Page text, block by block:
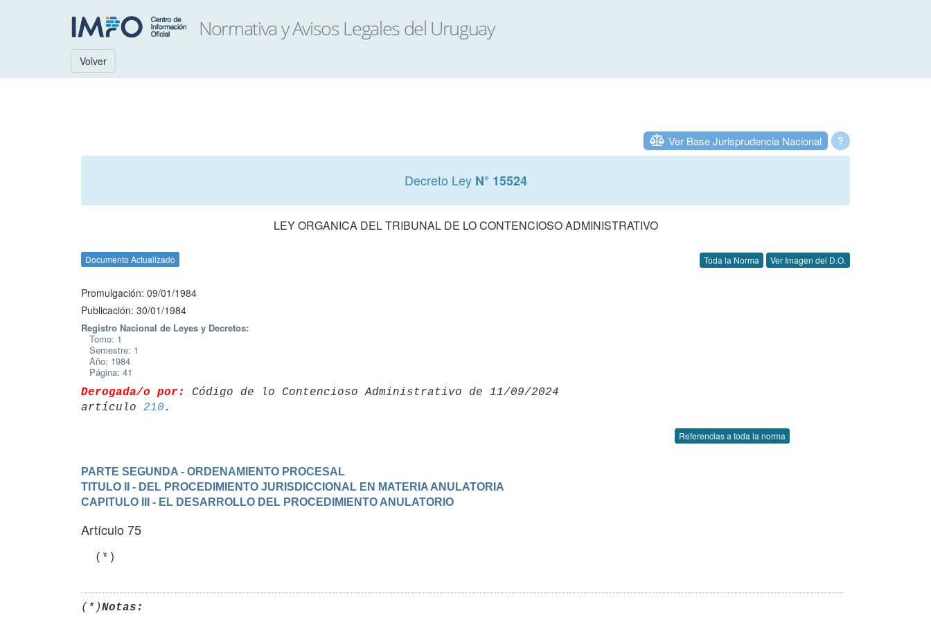
Volver
?
Ver Base Jurisprudencia Nacional
Decreto Ley N° 15524
LEY ORGANICA DEL TRIBUNAL DE LO CONTENCIOSO ADMINISTRATIVO
Documento Actualizado Toda la Norma Ver Imagen del D.O.
Promulgación: 09/01/1984
Publicación: 30/01/1984
Registro Nacional de Leyes y Decretos:
Tomo: 1
Semestre: 1
Año: 1984
Página: 41
Derogada/o por:
Código de lo Contencioso Administrativo de 11/09/2024
artículo 210
Referencias a toda la norma
PARTE SEGUNDA - ORDENAMIENTO PROCESAL
TITULO II - DEL PROCEDIMIENTO JURISDICCIONAL EN MATERIA ANULATORIA
CAPITULO III - EL DESARROLLO DEL PROCEDIMIENTO ANULATORIO
Artículo 75
  (*)
(*)Notas: